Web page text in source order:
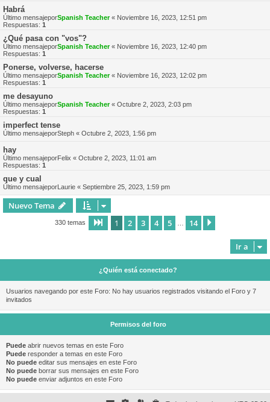
Habrá
Último mensajeporSpanish Teacher« Noviembre 16, 2023, 12:51 pm
Respuestas: 1
¿Qué pasa con "vos"?
Último mensajeporSpanish Teacher« Noviembre 16, 2023, 12:40 pm
Respuestas: 1
Ponerse, volverse, hacerse
Último mensajeporSpanish Teacher« Noviembre 16, 2023, 12:02 pm
Respuestas: 1
me desayuno
Último mensajeporSpanish Teacher« Octubre 2, 2023, 2:03 pm
Respuestas: 1
imperfect tense
Último mensajeporSteph « Octubre 2, 2023, 1:56 pm
hay
Último mensajeporFelix « Octubre 2, 2023, 11:01 am
Respuestas: 1
que y cual
Último mensajeporLaurie « Septiembre 25, 2023, 1:59 pm
Nuevo Tema
330 temas Página de 14
1 2 3 4 5 14
Ir a
¿Quién está conectado?
Usuarios navegando por este Foro: No hay usuarios registrados visitando el Foro y 7
invitados
Permisos del foro
Puede abrir nuevos temas en este Foro
Puede responder a temas en este Foro
No puede editar sus mensajes en este Foro
No puede borrar sus mensajes en este Foro
No puede enviar adjuntos en este Foro